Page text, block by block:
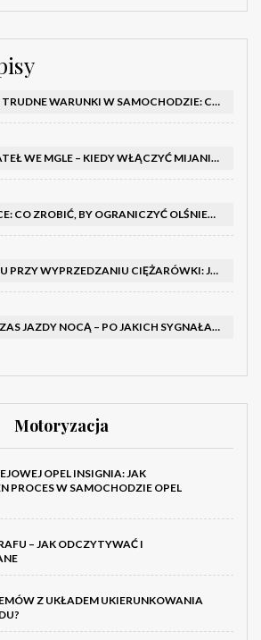
WYPOSAŻENIE NA TRUDNE WARUNKI W SAMOCHODZIE: CO MIEĆ ZIMĄ, W TRASIE I NA WYPADEK AWARII
JAK UŻYWAĆ ŚWIATEŁ WE MGLE – KIEDY WŁĄCZYĆ MIJANIA I PRZECIWMGIELNE ORAZ CZEGO NIE ROBIĆ
JAZDA POD SŁOŃCE: CO ZROBIĆ, BY OGRANICZYĆ OLŚNIENIE I POPRAWIĆ WIDOCZNOŚĆ
PODMUCH WIATRU PRZY WYPRZEDZANIU CIĘŻARÓWKI: JAK UTRZYMAĆ TOR JAZDY I OPANOWAĆ AUTO
ZMĘCZENIE PODCZAS JAZDY NOCĄ – PO JAKICH SYGNAŁACH ROZPOZNAĆ SENNOŚĆ ZA KIEROWNICĄ I KIEDY ZROBIĆ PRZERWĘ
Motoryzacja
OPEL INSIGNIA: JAK
PROCES W SAMOCHODZIE OPEL
– JAK ODCZYTYWAĆ I
Z UKŁADEM UKIERUNKOWANIA